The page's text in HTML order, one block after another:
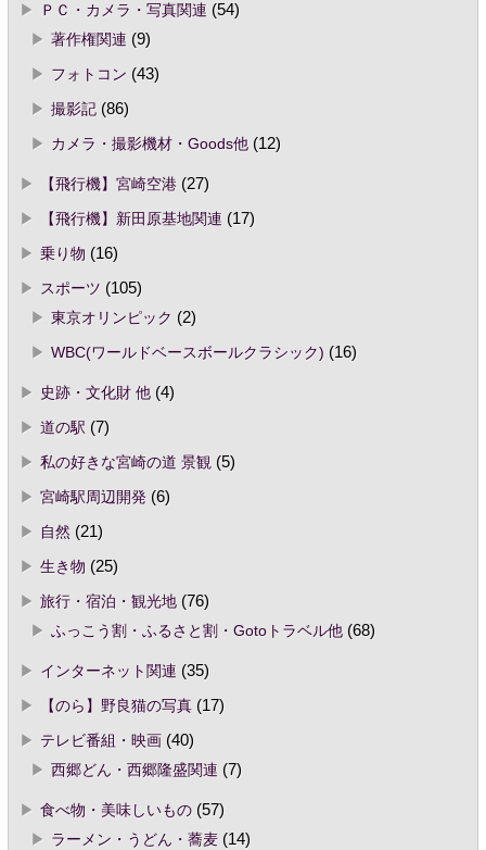
ＰＣ・カメラ・写真関連 (54)
著作権関連 (9)
フォトコン (43)
撮影記(86)
カメラ・撮影機材・Goods他(12)
【飛行機】宮崎空港(27)
【飛行機】新田原基地関連 (17)
乗り物 (16)
スポーツ (105)
東京オリンピック (2)
WBC(ワールドベースボールクラシック) (16)
史跡・文化財 他(4)
道の駅 (7)
私の好きな宮崎の道 景観 (5)
宮崎駅周辺開発(6)
自然 (21)
生き物 (25)
旅行・宿泊・観光地(76)
ふっこう割・ふるさと割・Gotoトラベル他(68)
インターネット関連 (35)
【のら】野良猫の写真(17)
テレビ番組・映画(40)
西郷どん・西郷隆盛関連 (7)
食べ物・美味しいもの(57)
ラーメン・うどん・蕎麦(14)